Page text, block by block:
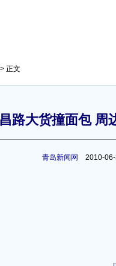
> 正文
路大货撞面包 周
青岛新闻网
2010-06-